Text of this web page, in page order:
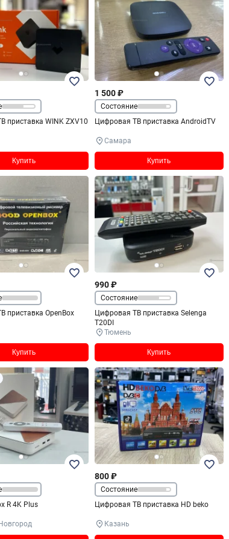
Цифровая ТВ приставка WINK ZXV10
Купить
1 500 ₽
Состояние
Цифровая ТВ приставка AndroidTV
Самара
Купить
приставка OpenBox
Купить
990 ₽
Состояние
Цифровая ТВ приставка Selenga
T20DI
Тюмень
Купить
R 4K Plus
800 ₽
Состояние
Цифровая ТВ приставка HD beko
Казань